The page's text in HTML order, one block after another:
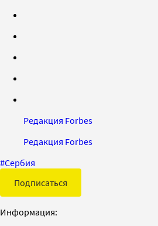
Редакция Forbes
Редакция Forbes
#Сербия
Подписаться
Информация: